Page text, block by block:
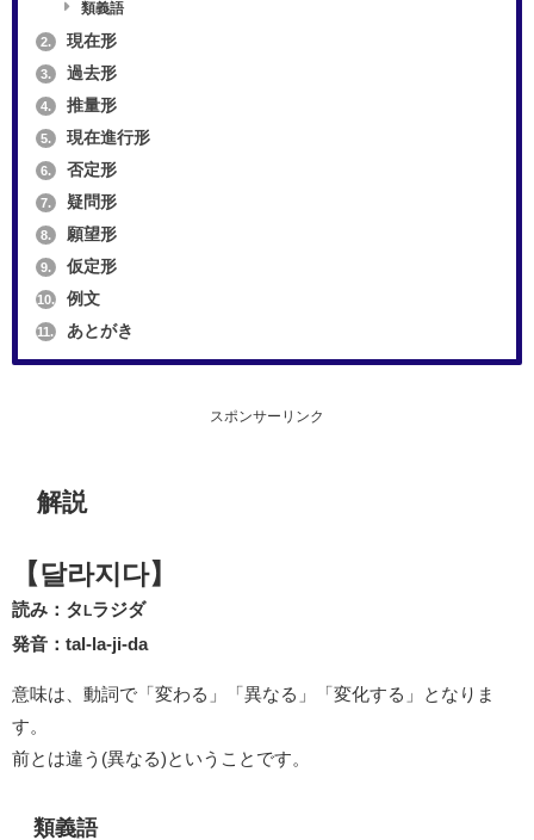
類義語
2. 現在形
3. 過去形
4. 推量形
5. 現在進行形
6. 否定形
7. 疑問形
8. 願望形
9. 仮定形
10. 例文
11. あとがき
スポンサーリンク
解説
【달라지다】
読み：タ Lラジダ
発音：tal-la-ji-da
意味は、動詞で「変わる」「異なる」「変化する」となりま
す。
前とは違う(異なる)ということです。
類義語